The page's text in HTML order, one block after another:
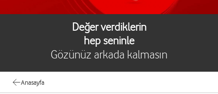
Değer verdiklerin
hep seninle
Gözünüz arkada kalmasın
Anasayfa